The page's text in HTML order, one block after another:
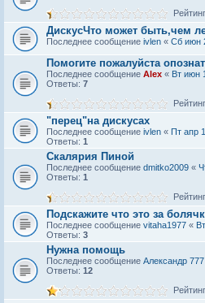
ДискусЧто может быть,чем
Последнее сообщение ivlen « Сб июн
Помогите пожалуйста
Последнее сообщение Alex « Вт июн
Ответы: 7
"перец"на дискусах
Последнее сообщение ivlen « Пт апр
Ответы: 1
Скалярия Пиной
Последнее сообщение dmitko2009 «
Ответы: 1
Подскажите что это за
Последнее сообщение vitaha1977 «
Ответы: 3
Нужна помощь
Последнее сообщение Александр 777
Ответы: 12